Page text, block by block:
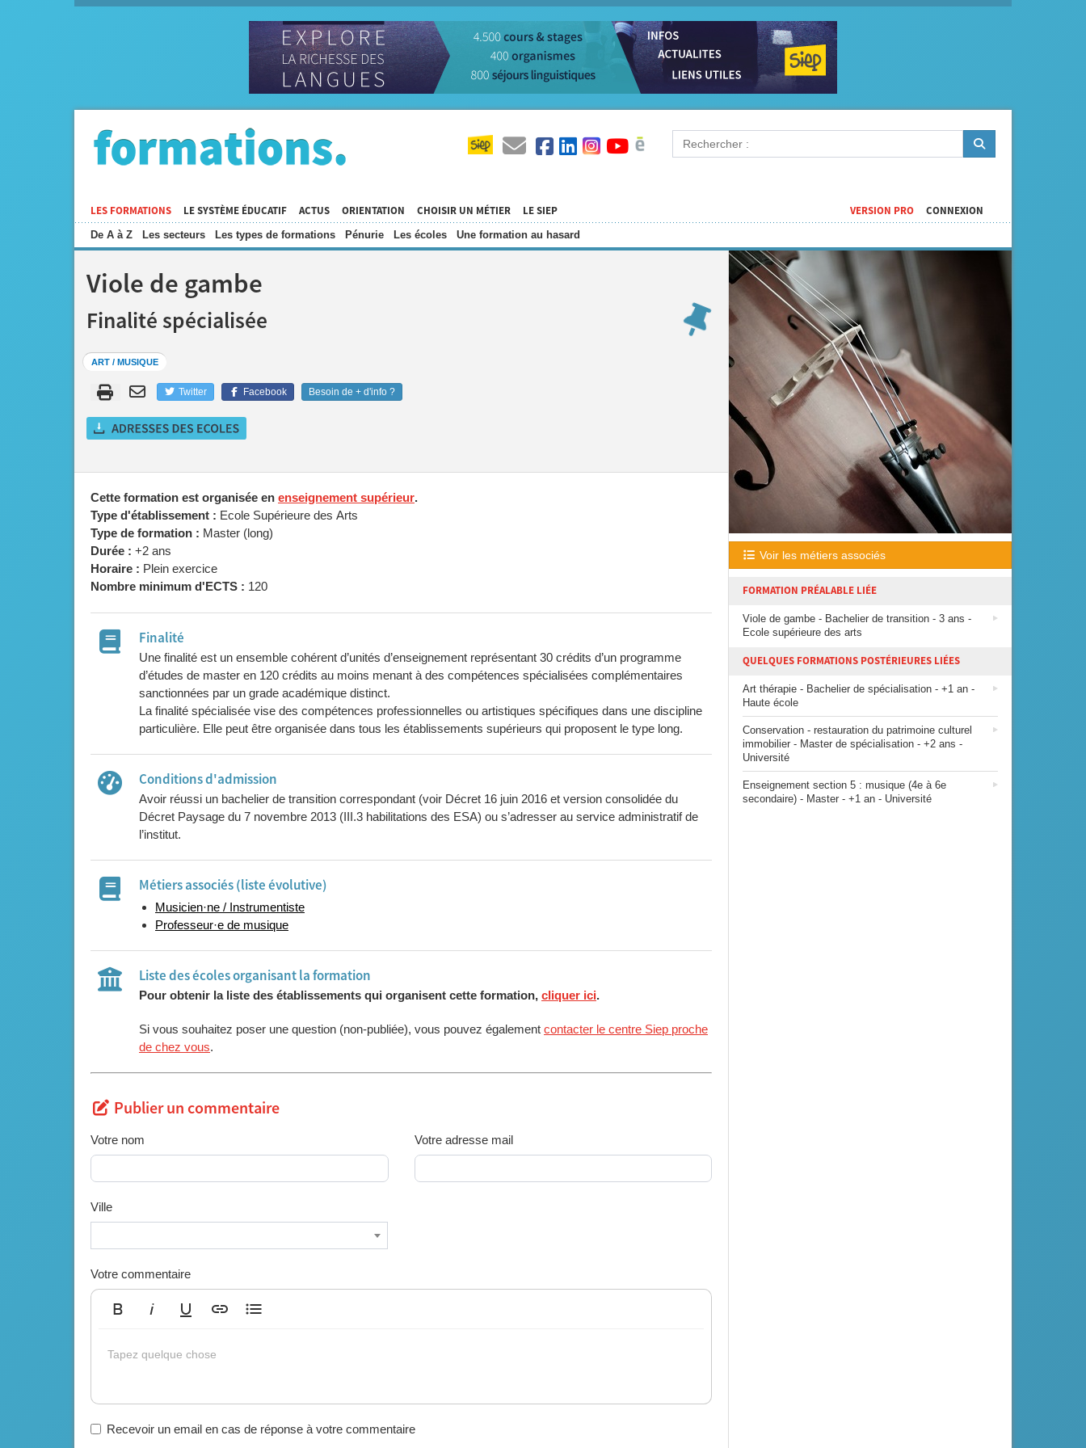
LES FORMATIONS
De A à Z Les secteurs Les types de formations Pénurie Les écoles Une formation au hasard
LE SYSTÈME ÉDUCATIF ACTUS ORIENTATION CHOISIR UN MÉTIER LE SIEP CONNEXION
VERSION PRO
Viole de gambe
Finalité spécialisée
ART / MUSIQUE
Twitter Facebook Besoin de + d'info ?
Cette formation est organisée en enseignement supérieur.
Type d'établissement : Ecole Supérieure des Arts
Type de formation : Master (long)
Durée : +2 ans
Horaire : Plein exercice
Nombre minimum d'ECTS : 120
Finalité
Une finalité est un ensemble cohérent d’unités d’enseignement représentant 30 crédits d’un programme
d’études de master en 120 crédits au moins menant à des compétences spécialisées complémentaires
sanctionnées par un grade académique distinct.
La finalité spécialisée vise des compétences professionnelles ou artistiques spécifiques dans une discipline
particulière. Elle peut être organisée dans tous les établissements supérieurs qui proposent le type long.
Conditions d'admission
Avoir réussi un bachelier de transition correspondant (voir Décret 16 juin 2016 et version consolidée du
Décret Paysage du 7 novembre 2013 (III.3 habilitations des ESA) ou s’adresser au service administratif de
l’institut.
Métiers associés (liste évolutive)
Musicien·ne / Instrumentiste
Professeur·e de musique
Liste des écoles organisant la formation
Pour obtenir la liste des établissements qui organisent cette formation, cliquer ici.
Si vous souhaitez poser une question (non-publiée), vous pouvez également contacter le centre Siep proche
de chez vous.
Publier un commentaire
Votre nom Votre adresse mail
Ville
Votre commentaire
Tapez quelque chose
Recevoir un email en cas de réponse à votre commentaire
Voir les métiers associés
FORMATION PRÉALABLE LIÉE
Viole de gambe - Bachelier de transition - 3 ans -
Ecole supérieure des arts
QUELQUES FORMATIONS POSTÉRIEURES LIÉES
Art thérapie - Bachelier de spécialisation - +1 an -
Haute école
Conservation - restauration du patrimoine culturel
immobilier - Master de spécialisation - +2 ans -
Université
Enseignement section 5 : musique (4e à 6e
secondaire) - Master - +1 an - Université